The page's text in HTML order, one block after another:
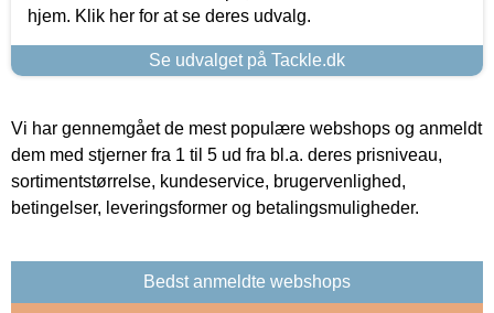
hjem. Klik her for at se deres udvalg.
Se udvalget på Tackle.dk
Vi har gennemgået de mest populære webshops og anmeldt
dem med stjerner fra 1 til 5 ud fra bl.a. deres prisniveau,
sortimentstørrelse, kundeservice, brugervenlighed,
betingelser, leveringsformer og betalingsmuligheder.
Bedst anmeldte webshops